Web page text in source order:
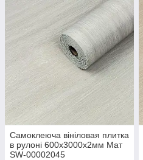
Самоклеюча вініловая плитка
в рулоні 600х3000х2мм Мат
SW-00002045